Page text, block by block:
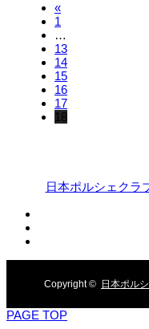
«
1
…
13
14
15
16
17
18
日本ポルシェクラ
Copyright © 日本ポル
PAGE TOP